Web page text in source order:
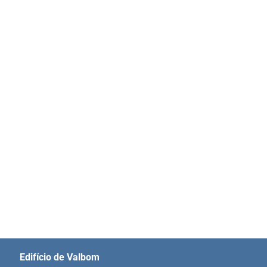
Edifício de Valbom